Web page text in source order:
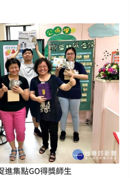
進集點GO得獎師生